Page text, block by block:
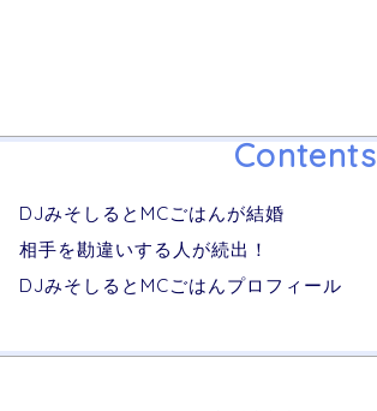
Contents
DJみそしるとMCごはんが結婚
相手を勘違いする人が続出！
DJみそしるとMCごはんプロフィール